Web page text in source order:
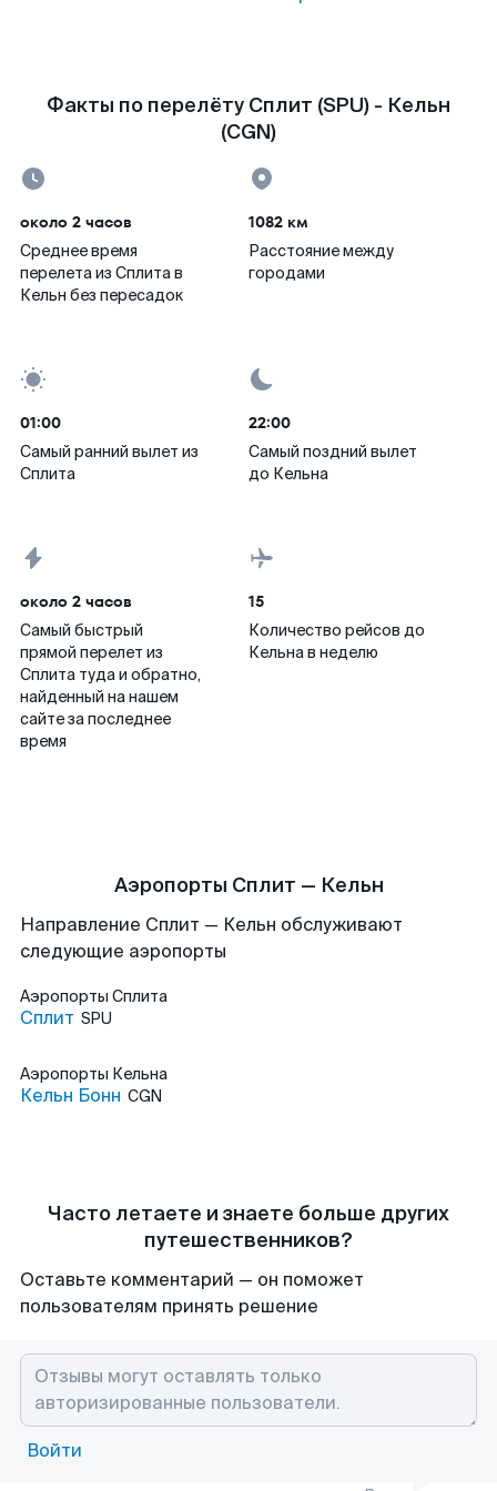
Факты по перелёту Сплит (SPU) - Кельн
(CGN)
около 2 часов
Среднее время
перелета из Сплита в
Кельн без пересадок
1082 км
Расстояние между
городами
01:00
Самый ранний вылет из
Сплита
22:00
Самый поздний вылет
до Кельна
около 2 часов
Самый быстрый
прямой перелет из
Сплита туда и обратно,
найденный на нашем
сайте за последнее
время
15
Количество рейсов до
Кельна в неделю
Аэропорты Сплит — Кельн
Направление Сплит — Кельн обслуживают
следующие аэропорты
Аэропорты Сплита
Сплит SPU
Аэропорты Кельна
Кельн Бонн CGN
Часто летаете и знаете больше других
путешественников?
Оставьте комментарий — он поможет
пользователям принять решение
Войти